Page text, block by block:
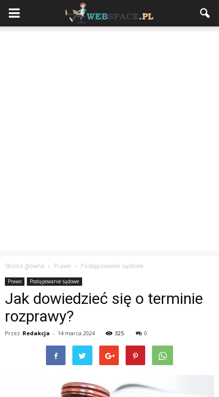
Strona główna Prawo Postępowanie sądowe
Prawo Postępowanie sądowe
Jak dowiedzieć się o terminie
rozprawy?
Przez Redakcja - 14 marca 2024 325 0